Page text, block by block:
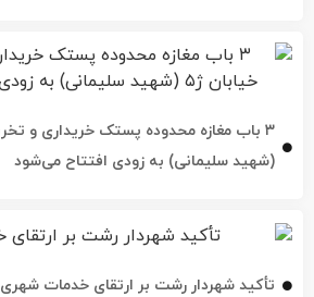
(شهید سلیمانی) به زودی افتتاح می‌شود
تأکید شهردار رشت بر ارتقای خدمات شهری